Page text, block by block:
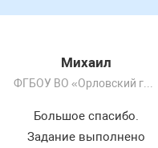
Михаил
ФГБОУ ВО «Орловский государственный университет имени И.С. Тургенева»
Большое спасибо.
Задание выполнено